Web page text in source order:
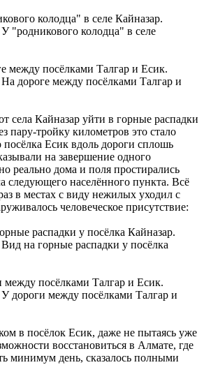
"родникового колодца" в селе
дороге между посёлками Талгар и
села Кайназар уйти в горные распадки
пару-тройку километров это стало
посёлка Есик вдоль дороги сплошь
на завершение одного
реально дома и поля простирались
следующего населённого пункта. Всё
в местах с виду нежилых уходил с
человеческое присутствие:
на горные распадки у посёлка
У дороги между посёлками Талгар и
в посёлок Есик, даже не пытаясь уже
восстановиться в Алмате, где
минимум день, сказалось полными